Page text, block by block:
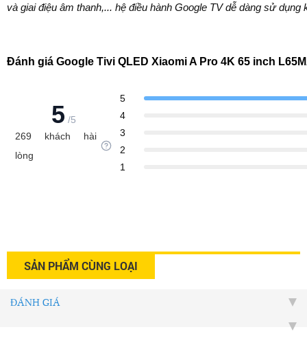
và giai điệu âm thanh,... hệ điều hành Google TV dễ dàng sử
Đánh giá Google Tivi QLED Xiaomi A Pro 4K 65 inch
5 /5
269 khách hài
lòng
5
4
3
2
1
SẢN PHẨM CÙNG LOẠI
ĐÁNH GIÁ